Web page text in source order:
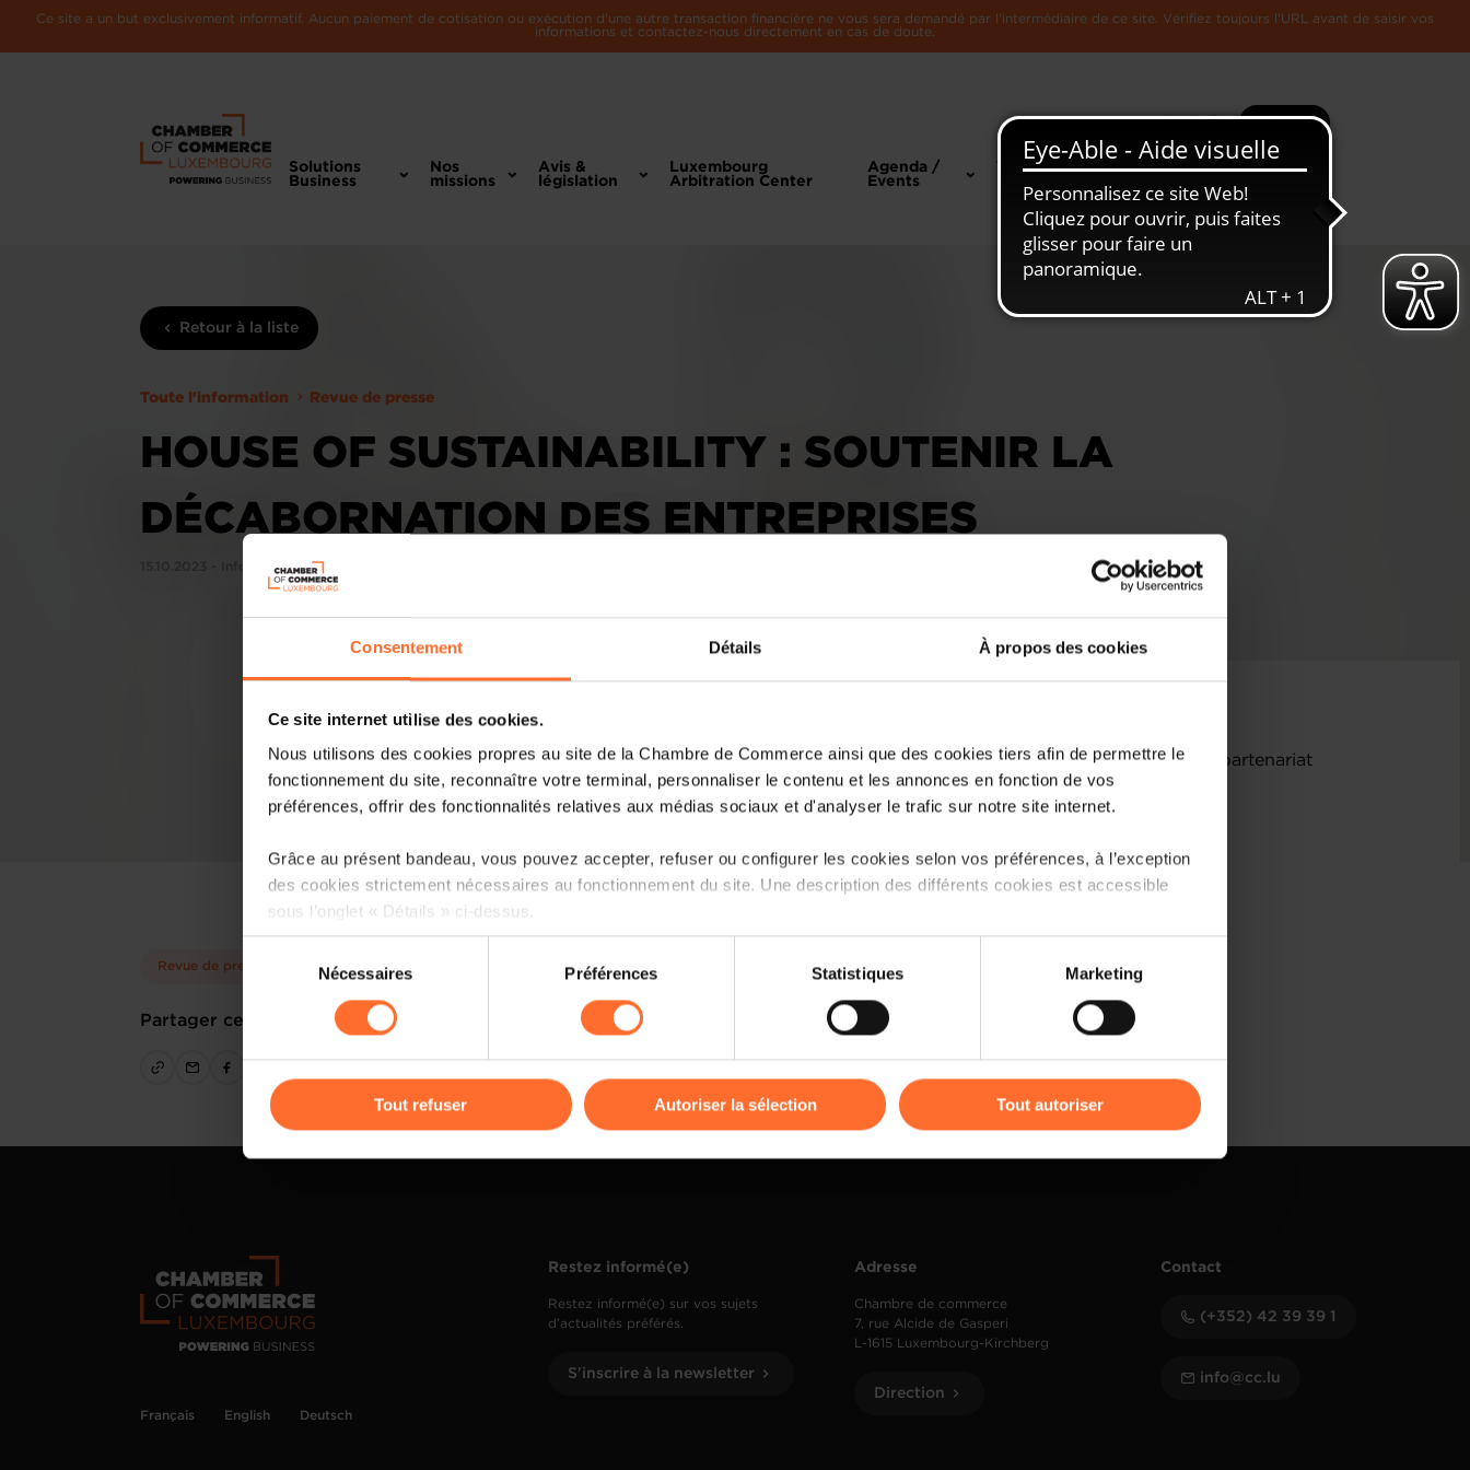
Consentement Détails À propos des cookies
Ce site internet utilise des cookies.
Nous utilisons des cookies propres au site de la Chambre de Commerce ainsi que des cookies tiers afin de permettre le
fonctionnement du site, reconnaître votre terminal, personnaliser le contenu et les annonces en fonction de vos
préférences, offrir des fonctionnalités relatives aux médias sociaux et d'analyser le trafic sur notre site internet.
Grâce au présent bandeau, vous pouvez accepter, refuser ou configurer les cookies selon vos préférences, à l’exception
des cookies strictement nécessaires au fonctionnement du site. Une description des différents cookies est accessible
sous l’onglet « Détails » ci-dessus.
Il est précisé que la navigation sur le site et certaines fonctionnalités (ex : lecture de vidéos, partage sur les réseaux
cas de refus de tous les cookies ou des cookies non nécessaires.
gauche de chaque page.
du
consentement
Nécessaires Préférences Statistiques Marketing
Tout refuser Autoriser la sélection Tout autoriser
Ce site a un but exclusivement informatif. Aucun paiement de cotisation ou exécution d'une autre transaction financière ne vous sera demandé par l'intermédiaire de ce site. Vérifiez toujours l'URL avant de saisir vos
informations et contactez-nous directement en cas de doute.
Recherche Plus
Solutions
Business
Nos
missions
Avis &
législation
Luxembourg
Arbitration Center
Agenda /
Events
Toute
L'Economie
Retour à la liste
Toute l'information Revue de presse
HOUSE OF SUSTAINABILITY : SOUTENIR LA
DÉCABORNATION DES ENTREPRISES
15.10.2023 - InfoGreen Luxembourg
Revue de presse
Partager cet article
Portée par la Chambre de Commerce, la Chambre des Métiers et en partenariat
avec l'INDR, al House of Sustainability guide les entreprise vers le
développement durable.
Lire la suite
Français English Deutsch
Restez informé(e)
Restez informé(e) sur vos sujets
d’actualités préférés.
S'inscrire à la newsletter
Adresse
Chambre de commerce
7, rue Alcide de Gasperi
L-1615 Luxembourg-Kirchberg
Direction
Contact
(+352) 42 39 39 1
info@cc.lu